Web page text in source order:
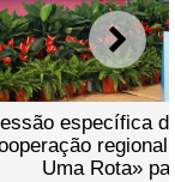
sobre a
«Uma Faixa,